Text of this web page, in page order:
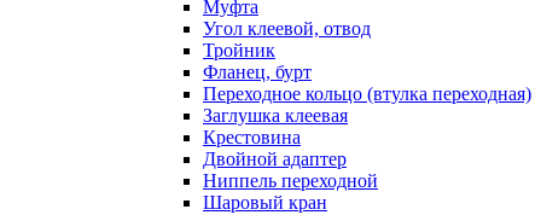
Муфта
Угол клеевой, отвод
Тройник
Фланец, бурт
Переходное кольцо (втулка переходная)
Заглушка клеевая
Крестовина
Двойной адаптер
Ниппель переходной
Шаровый кран